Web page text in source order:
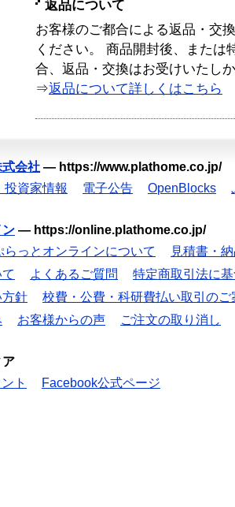
返品について
お客様のご都合による返品・交
ください。 商品開封後、または
合、返品・交換はお受けいたし
⇒返品について詳しくはこちら
会社 — https://www.plathome.co.jp/
投資家情報 電子公告 OpenBlocks
ン — https://online.plathome.co.jp/
らっとオンラインについて
見積書・
よくあるご質問
特定商取引法に
針
校費・公費・科研費払い取引のご
お客様からの声 ご注文の取り消し
ア
ト
Facebook公式ページ